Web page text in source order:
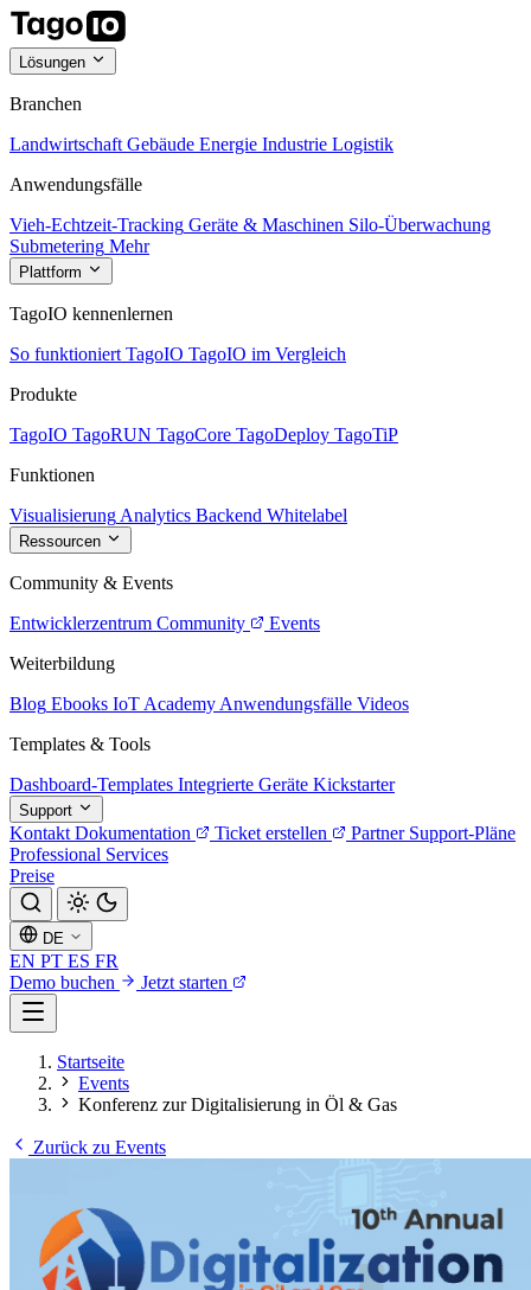
Lösungen
Branchen
Landwirtschaft Gebäude Energie Industrie Logistik
Anwendungsfälle
Vieh-Echtzeit-Tracking Geräte & Maschinen Silo-Überwachung
Submetering Mehr
Plattform
TagoIO kennenlernen
So funktioniert TagoIO TagoIO im Vergleich
Produkte
TagoIO TagoRUN TagoCore TagoDeploy TagoTiP
Funktionen
Visualisierung Analytics Backend Whitelabel
Ressourcen
Community & Events
Entwicklerzentrum Community
Events
Weiterbildung
Blog Ebooks IoT Academy Anwendungsfälle Videos
Templates & Tools
Dashboard-Templates Integrierte Geräte Kickstarter
Support
Kontakt Dokumentation Ticket erstellen Partner Support-Pläne
Professional Services
Preise
DE
EN PT ES FR
Demo buchen
Jetzt starten
Startseite
Events
Konferenz zur Digitalisierung in Öl & Gas
Zurück zu Events